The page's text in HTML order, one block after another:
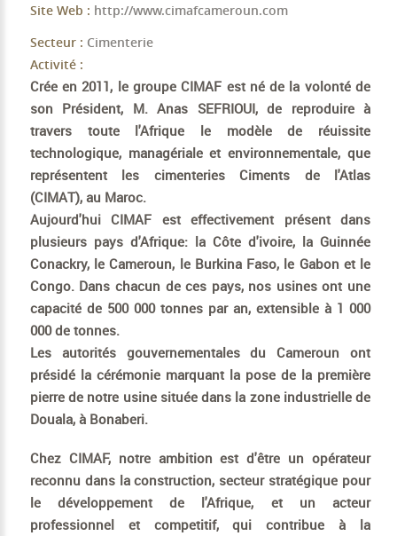
Site Web : http://www.cimafcameroun.com
Secteur : Cimenterie
Activité :
Crée en 2011, le groupeCIMAF est né de la volonté de
son Président, M. Anas SEFRIOUI, de reproduire à
travers toute l'Afrique le modèle de réuissite
technologique, managériale et environnementale, que
représentent les cimenteries Ciments de l'Atlas
(CIMAT), au Maroc.
Aujourd'huiCIMAF est effectivement présent dans
plusieurs pays d'Afrique: la Côte d'ivoire, la Guinnée
Conackry, le Cameroun, le Burkina Faso, le Gabon et le
Congo. Dans chacun de ces pays, nos usines ont une
capacité de 500 000 tonnes par an, extensible à 1 000
000 de tonnes.
Les autorités gouvernementales du Cameroun ont
présidé la cérémonie marquant la pose de la première
pierre de notre usine située dans la zone industrielle de
Douala, à Bonaberi.
Chez CIMAF, notre ambition est d'être un opérateur
reconnu dans la construction, secteur stratégique pour
le développement de l'Afrique, et un acteur
professionnel et competitif, qui contribue à la